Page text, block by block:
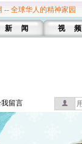
-- 全球华人的精神家园
新 闻 视 频
留言